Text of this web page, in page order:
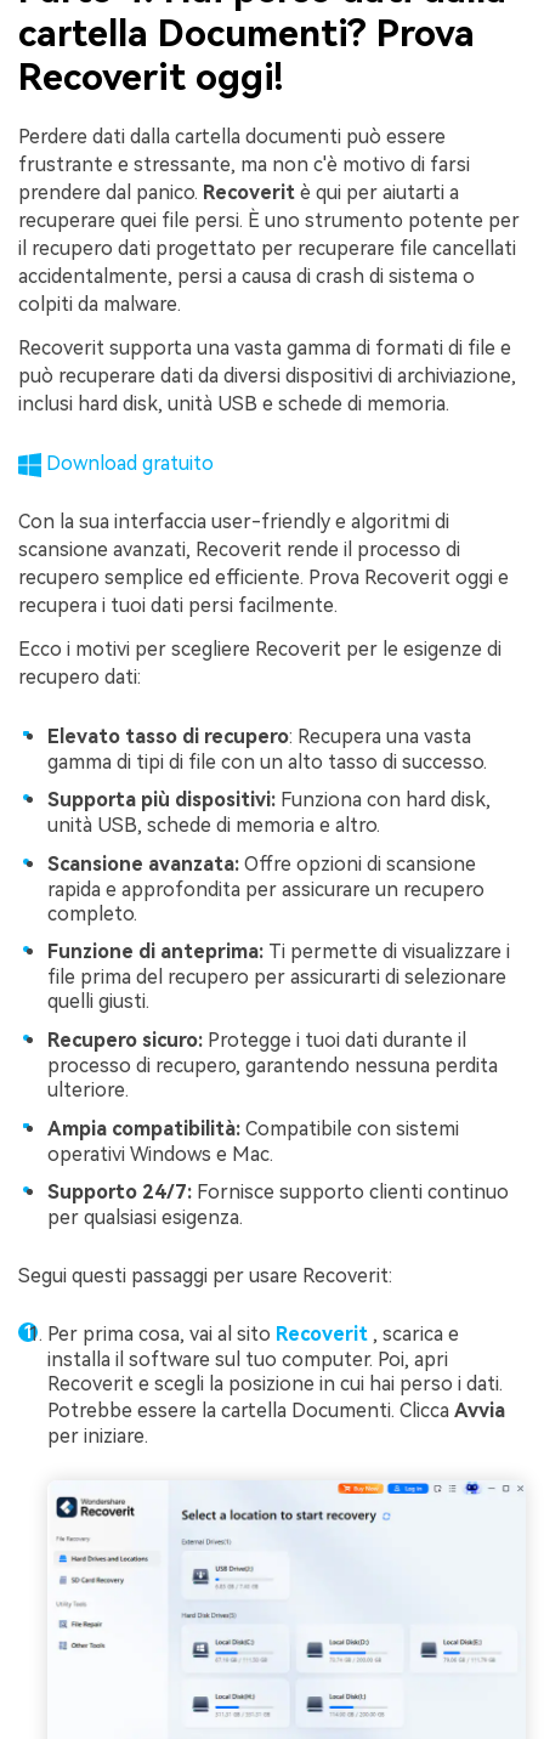
cartella Documenti? Prova
Recoverit oggi!
Perdere dati dalla cartella documenti può essere
frustrante e stressante, ma non c'è motivo di farsi
prendere dal panico. Recoverit è qui per aiutarti a
recuperare quei file persi. È uno strumento potente per
il recupero dati progettato per recuperare file cancellati
accidentalmente, persi a causa di crash di sistema o
colpiti da malware.
Recoverit supporta una vasta gamma di formati di file e
può recuperare dati da diversi dispositivi di archiviazione,
inclusi hard disk, unità USB e schede di memoria.
Download gratuito
Con la sua interfaccia user-friendly e algoritmi di
scansione avanzati, Recoverit rende il processo di
recupero semplice ed efficiente. Prova Recoverit oggi e
recupera i tuoi dati persi facilmente.
Ecco i motivi per scegliere Recoverit per le esigenze di
recupero dati:
Elevato tasso di recupero: Recupera una vasta
gamma di tipi di file con un alto tasso di successo.
Supporta più dispositivi: Funziona con hard disk,
unità USB, schede di memoria e altro.
Scansione avanzata: Offre opzioni di scansione
rapida e approfondita per assicurare un recupero
completo.
Funzione di anteprima: Ti permette di visualizzare i
file prima del recupero per assicurarti di selezionare
quelli giusti.
Recupero sicuro: Protegge i tuoi dati durante il
processo di recupero, garantendo nessuna perdita
ulteriore.
Ampia compatibilità: Compatibile con sistemi
operativi Windows e Mac.
Supporto 24/7: Fornisce supporto clienti continuo
per qualsiasi esigenza.
Segui questi passaggi per usare Recoverit:
Per prima cosa, vai al sito Recoverit , scarica e
installa il software sul tuo computer. Poi, apri
Recoverit e scegli la posizione in cui hai perso i dati.
Potrebbe essere la cartella Documenti. Clicca Avvia
per iniziare.